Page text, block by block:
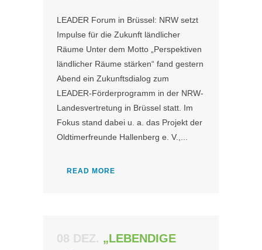
LEADER Forum in Brüssel: NRW setzt
Impulse für die Zukunft ländlicher
Räume Unter dem Motto „Perspektiven
ländlicher Räume stärken“ fand gestern
Abend ein Zukunftsdialog zum
LEADER-Förderprogramm in der NRW-
Landesvertretung in Brüssel statt. Im
Fokus stand dabei u. a. das Projekt der
Oldtimerfreunde Hallenberg e. V.,...
READ MORE
08 DEZ. „LEBENDIGE